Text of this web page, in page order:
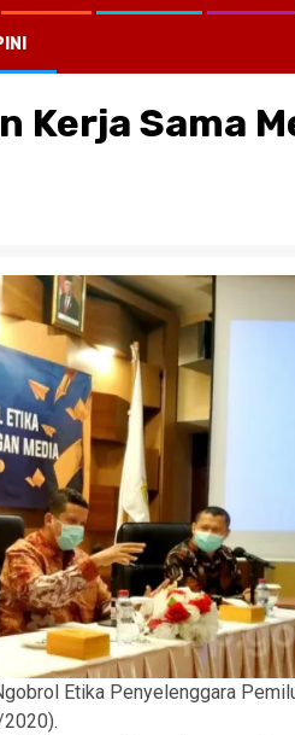
Kerja Sama
Etika Penyelenggara